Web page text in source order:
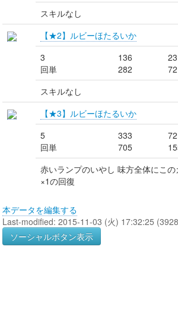
スキルなし
【★2】ルビーほたるいか
3
回単
136
282
23
72
スキルなし
【★3】ルビーほたるいか
5
回単
333
705
72
赤いランプのいやし 味方全体にこの
×1の回復
本データを編集する
Last-modified: 2015-11-03 (火) 17:32:25
ソーシャルボタン表示